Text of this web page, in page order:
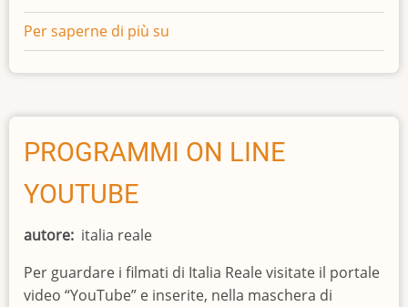
Per saperne di più su
NAZIONALI
PROGRAMMI ON LINE
YOUTUBE
autore italia reale
Per guardare i filmati di Italia Reale visitate il portale
video “YouTube” e inserite, nella maschera di